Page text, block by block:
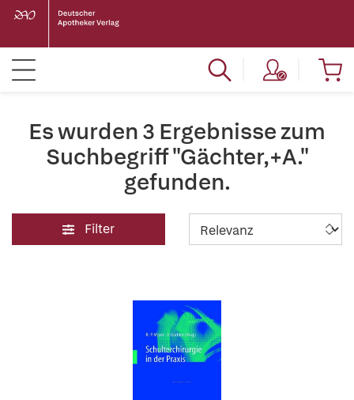
Es wurden 3 Ergebnisse zum
Suchbegriff "Gächter,+A."
gefunden.
Filter